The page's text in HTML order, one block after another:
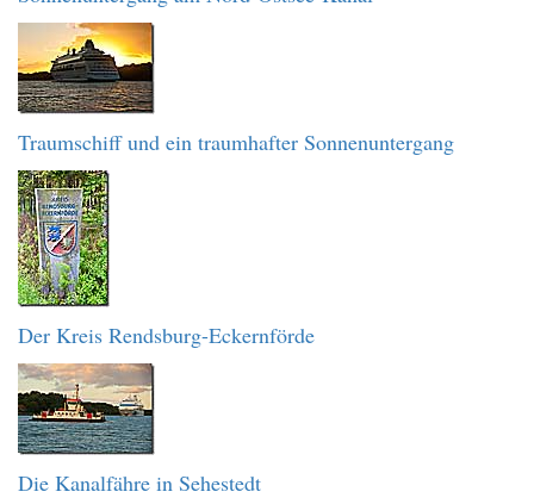
Traumschiff und ein traumhafter Sonnenuntergang
Der Kreis Rendsburg-Eckernförde
Die Kanalfähre in Sehestedt